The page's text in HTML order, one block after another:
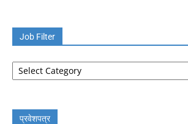
Job Filter
Job
Filter
प्रवेशपत्र